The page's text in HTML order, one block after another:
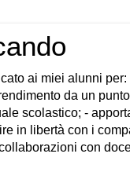
ai miei alunni
da un
scolastico; -
in libertà con i
con